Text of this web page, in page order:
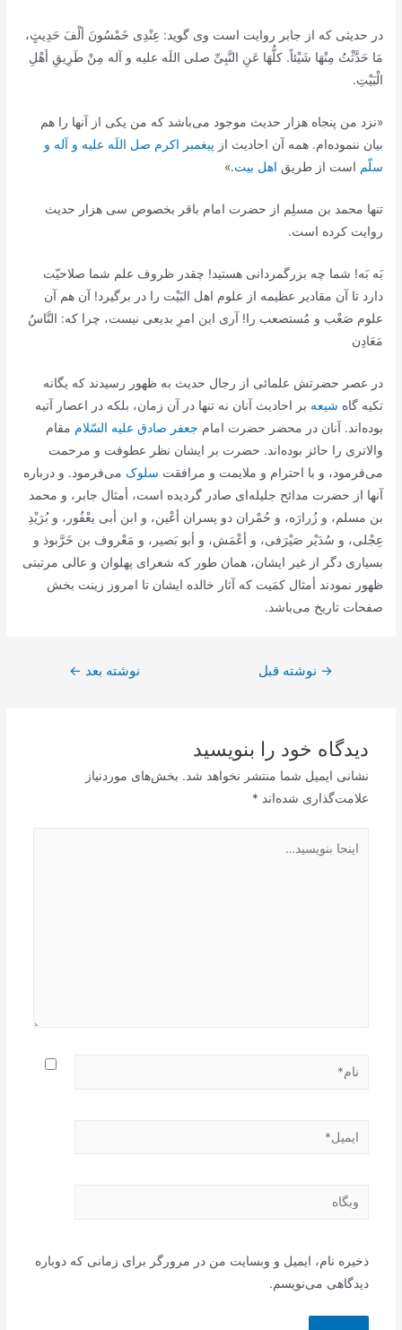
در حديثى که از جابر روايت است وى گويد: عِنْدِى خَمْسُونَ ألْفَ حَدِيثٍ،
مَا حَدَّثْتُ مِنْهَا شَيْئاً. کلُّهَا عَنِ النَّبِىِّ صلى اللَه عليه و آله مِنْ طَرِيقِ أهْلِ
الْبَيْتِ.
«نزد من پنجاه هزار حديث موجود مى‌باشد که من يکى از آنها را هم
بيان ننموده‌ام. همه آن احاديث از پيغمبر اکرم صل اللَه علیه و آله و
سلّم است از طريق اهل بيت.»
تنها محمد بن مسلِم از حضرت امام باقر بخصوص سى هزار حديث
روايت کرده است.
بَه بَه! شما چه بزرگمردانى هستيد! چقدر ظروف علم شما صلاحيّت
دارد تا آن مقادير عظيمه از علوم اهل البَيْت را در برگيرد! آن هم آن
علوم صَعْب و مُستصعب را! آرى اين امرِ بديعى نيست، چرا که: النَّاسُ
مَعَادِن
در عصر حضرتش علمائى از رجال حديث به ظهور رسيدند که يگانه
تکيه گاه شيعه بر احاديث آنان نه تنها در آن زمان، بلکه در اعصار آتيه
بوده‌اند. آنان در محضر حضرت امام جعفر صادق عليه السّلام مقام
والاترى را حائز بوده‌اند. حضرت بر ايشان نظر عطوفت و مرحمت
مى‌فرمود، و با احترام و ملايمت و مرافقت سلوک مى‌فرمود. و درباره
آنها از حضرت مدائح جليله‌اى صادر گرديده است، أمثال جابر، و محمد
بن مسلم، و زُرارَه، و حُمْران دو پسران أعْین، و ابن أبى یعْفُور، و بُرَيْدِ
عِجْلى، و سُدَيْر صَيْرَفى، و أعْمَش، و أبو بَصير، و مَعْروف بن خَرَّبوذ و
بسيارى دگر از غير ايشان، همان طور که شعراى پهلوان و عالى مرتبتى
ظهور نمودند أمثال کمَيت که آثار خالده ايشان تا امروز زينت بخش
صفحات تاريخ مى‌باشد.
راهبری→ نوشته قبل نوشته بعد ←
دیدگاه‌ خود را بنویسید
نشانی ایمیل شما منتشر نخواهد شد. بخش‌های موردنیاز
علامت‌گذاری شده‌اند *
بنویسید…
نام*
ایمیل*
وبگاه
ذخیره نام، ایمیل و وبسایت من در مرورگر برای زمانی که دوباره
دیدگاهی می‌نویسم.